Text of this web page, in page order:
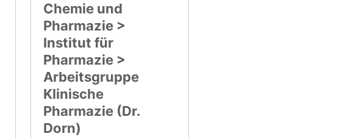
Chemie und
Pharmazie >
Institut für
Pharmazie >
Arbeitsgruppe
Klinische
Pharmazie (Dr.
Dorn)